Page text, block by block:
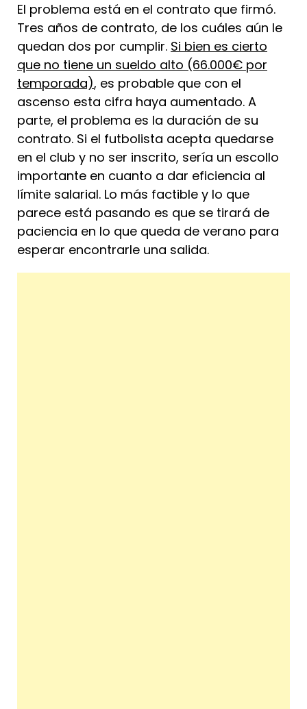
El problema está en el contrato que firmó.
Tres años de contrato, de los cuáles aún le
quedan dos por cumplir. Si bien es cierto
que no tiene un sueldo alto (66.000€ por
temporada), es probable que con el
ascenso esta cifra haya aumentado. A
parte, el problema es la duración de su
contrato. Si el futbolista acepta quedarse
en el club y no ser inscrito, sería un escollo
importante en cuanto a dar eficiencia al
límite salarial. Lo más factible y lo que
parece está pasando es que se tirará de
paciencia en lo que queda de verano para
esperar encontrarle una salida.